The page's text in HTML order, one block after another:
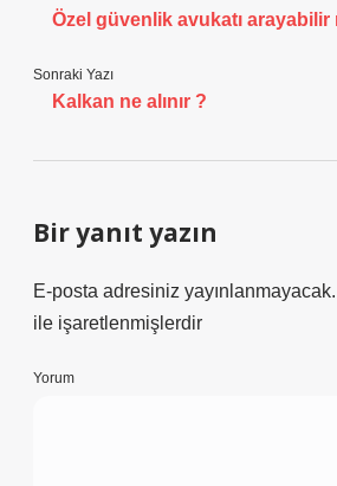
Özel güvenlik avukatı arayabilir
Sonraki Yazı
Kalkan ne alınır ?
Bir yanıt yazın
E-posta adresiniz yayınlanmayacak.
ile işaretlenmişlerdir
Yorum